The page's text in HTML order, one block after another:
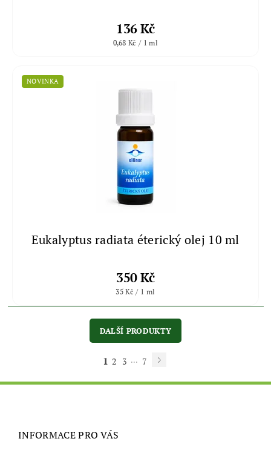
136 Kč
0,68 Kč / 1 ml
NOVINKA
Eukalyptus radiata éterický olej 10 ml
350 Kč
35 Kč / 1 ml
DALŠÍ PRODUKTY
1 2 3 ... 7
INFORMACE PRO VÁS